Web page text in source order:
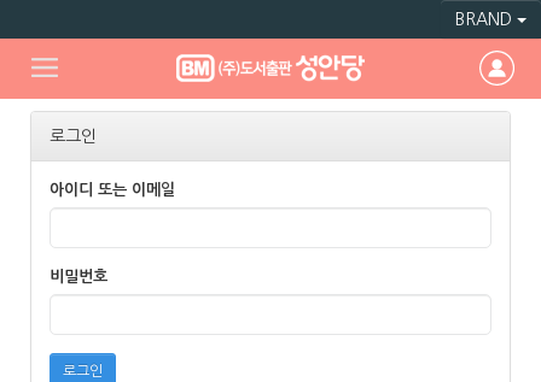
BRAND
로그인
아이디 또는 이메일
비밀번호
로그인